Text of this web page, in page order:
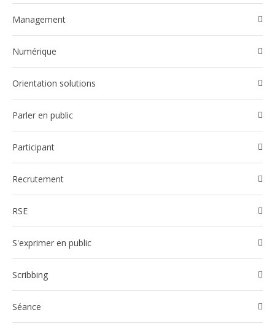
Management
Numérique
Orientation solutions
Parler en public
participant
Recrutement
RSE
S'exprimer en public
Scribbing
Séance